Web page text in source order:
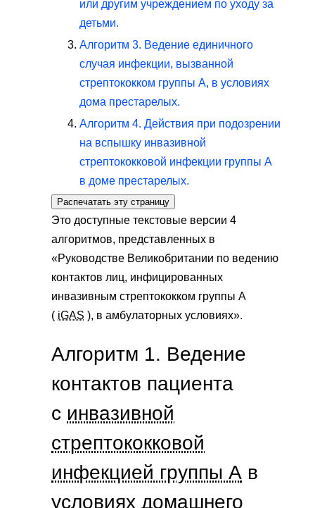
или другим учреждением по уходу за
детьми.
Алгоритм 3. Ведение единичного
случая инфекции, вызванной
стрептококком группы А, в условиях
дома престарелых.
Алгоритм 4. Действия при подозрении
на вспышку инвазивной
стрептококковой инфекции группы А
в доме престарелых.
Распечатать эту страницу
Это доступные текстовые версии 4
алгоритмов, представленных в
«Руководстве Великобритании по ведению
контактов лиц, инфицированных
инвазивным стрептококком группы А
( iGAS ), в амбулаторных условиях».
Алгоритм 1. Ведение
контактов пациента
с инвазивной
стрептококковой
инфекцией группы А в
условиях домашнего